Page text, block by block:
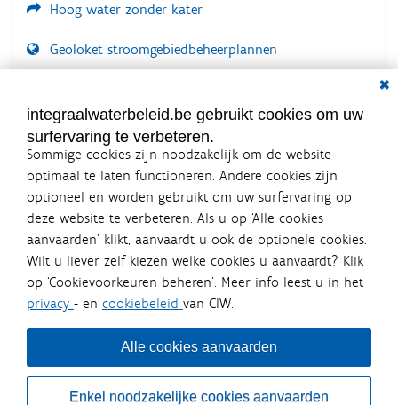
g
w
e
e
a
v
v
a
n
e
a
f
b
e
e
l
d
g
Hoog water zonder kater
Geoloket stroomgebiedbeheerplannen
LOGIN VEREIST
integraalwaterbeleid.be gebruikt cookies om uw
surfervaring te verbeteren.
Sommige cookies zijn noodzakelijk om de website
optimaal te laten functioneren. Andere cookies zijn
optioneel en worden gebruikt om uw surfervaring op
deze website te verbeteren. Als u op ‘Alle cookies
aanvaarden’ klikt, aanvaardt u ook de optionele cookies.
Wilt u liever zelf kiezen welke cookies u aanvaardt? Klik
op ‘Cookievoorkeuren beheren’. Meer info leest u in het
privacy - en cookiebeleid van CIW.
Alle cookies aanvaarden
Enkel noodzakelijke cookies aanvaarden
Integraalwaterbeleid.be is een
officiële website van de Vlaamse
overheid
uitgegeven door Coördinatiecommissie Integraal
Waterbeleid
De Coördinatiecommissie Integraal Waterbeleid (CIW) is een
bestuursniveaus die bij het waterbeleid betrokken zijn. Ook
waterbedrijven nemen deel aan het overleg. Deze
samenwerking zorgt voor een gecoördineerde en
geïntegreerde aanpak van het waterbeleid en waterbeheer
in Vlaanderen.